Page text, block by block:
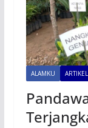
ALAMKU ARTIKEL